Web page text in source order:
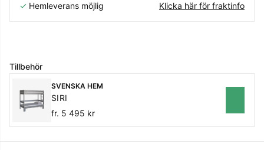
✓ Hemleverans möjlig Klicka här för fraktinfo
Tillbehör
SVENSKA HEM
SIRI
fr. 5 495 kr